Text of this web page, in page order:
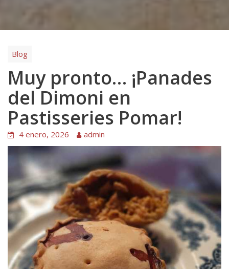
Blog
Muy pronto… ¡Panades
del Dimoni en
Pastisseries Pomar!
4 enero, 2026 admin